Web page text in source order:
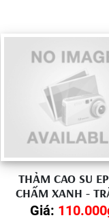
THẢM CAO SU
CHẤM XANH -
DÀY 2MM
Giá: